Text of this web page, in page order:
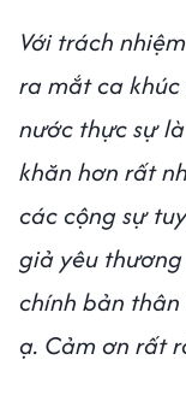
Với trách
ra mắt ca
nước thực sự
khăn hơn rất
các cộng sự
giả yêu
chính bản
ạ. Cảm ơn rất